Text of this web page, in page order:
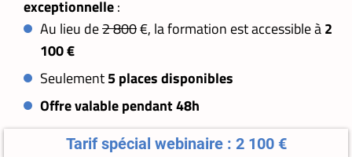
exceptionnelle:
Au lieu de2 800€, la formation est accessible à2
100 €
Seulement5 places disponibles
Offre valable pendant 48h
Tarif spécial webinaire : 2 100 €